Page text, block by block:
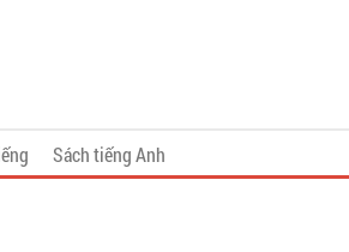
Sách tiếng Anh